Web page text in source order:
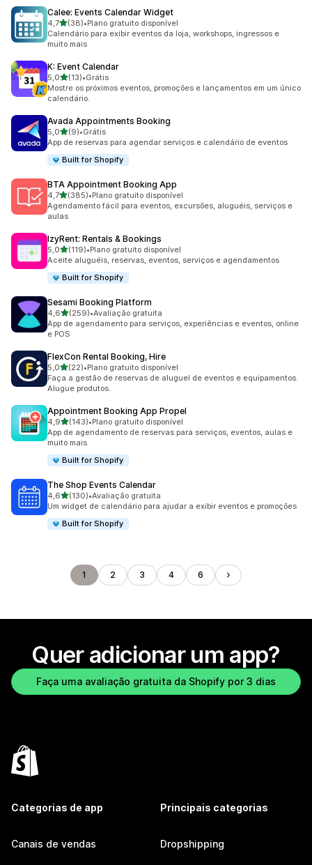
Calee: Events Calendar Widget
4,7de 5 estrelas
(38)
38 avaliações ao todo
•Plano gratuito disponível
Calendário para exibir eventos da loja, workshops, ingressos e
muito mais
K: Event Calendar
5,0de 5 estrelas
(13)
13 avaliações ao todo
•Grátis
Mostre os próximos eventos, promoções e lançamentos em um único
calendário.
Avada Appointments Booking
5,0de 5 estrelas
(9)
9 avaliações ao todo
•Grátis
App de reservas para agendar serviços e calendário de eventos
Built for Shopify
BTA Appointment Booking App
4,7de 5 estrelas
(385)
385 avaliações ao todo
•Plano gratuito disponível
Agendamento fácil para eventos, excursões, aluguéis, serviços e
aulas
IzyRent: Rentals & Bookings
5,0de 5 estrelas
(119)
119 avaliações ao todo
•Plano gratuito disponível
Aceite aluguéis, reservas, eventos, serviços e agendamentos
Built for Shopify
Sesami Booking Platform
4,6de 5 estrelas
(259)
259 avaliações ao todo
•Avaliação gratuita
App de agendamento para serviços, experiências e eventos, online
e POS
FlexCon Rental Booking, Hire
5,0de 5 estrelas
(22)
22 avaliações ao todo
•Plano gratuito disponível
Faça a gestão de reservas de aluguel de eventos e equipamentos.
Alugue produtos.
Appointment Booking App Propel
4,9de 5 estrelas
(143)
143 avaliações ao todo
•Plano gratuito disponível
App de agendamento de reservas para serviços, eventos, aulas e
muito mais
Built for Shopify
The Shop Events Calendar
4,6de 5 estrelas
(130)
130 avaliações ao todo
•Avaliação gratuita
Um widget de calendário para ajudar a exibir eventos e promoções
Built for Shopify
1 2 3 4 6
Quer adicionar um app?
Faça uma avaliação gratuita da Shopify por 3 dias
Categorias de app
Canais de vendas
Principais categorias
Dropshipping